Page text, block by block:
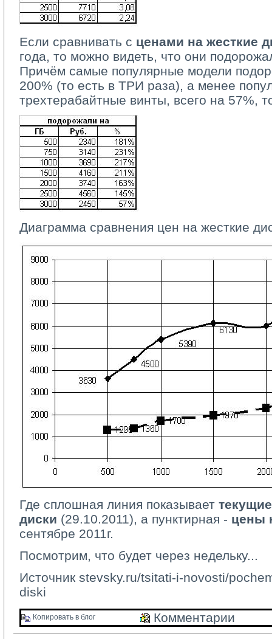
Если сравнивать с ценами на жесткие
года, то можно видеть, что они
Причём самые популярные модели
200% (то есть в ТРИ раза), а менее
трехтерабайтные винты, всего на 57%,
Диаграмма сравнения цен на жесткие
Где сплошная линия показывает
диски (29.10.2011), а пунктирная - цены
сентябре 2011г.
Посмотрим, что будет через недельку...
Источник stevsky.ru/tsitati-i-novosti/
diski
Копировать в блог Комментарии